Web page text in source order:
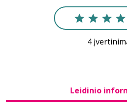
4
Leidinio